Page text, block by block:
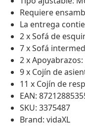
Requiere
La entrega
2 x Sofá de
7 x Sofá
2 x Apoyabrazos:
9 x Cojín de
11 x Cojín de
EAN:
SKU: 3375487
Brand: vidaXL